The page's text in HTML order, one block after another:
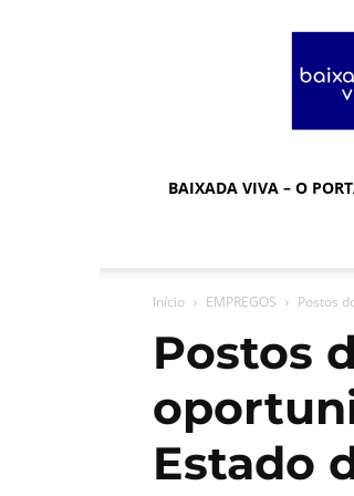
BAIXADA VIVA – O
Início EMPREGOS Postos
Postos
Estado